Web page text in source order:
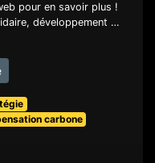
pour en savoir plus !
développement …
carbone